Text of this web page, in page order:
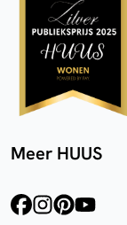
Meer HUUS
facebookinstagram
pinterest
youtube